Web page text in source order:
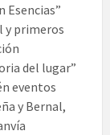
Esencias”
y primeros
del lugar”
eventos
y Bernal,